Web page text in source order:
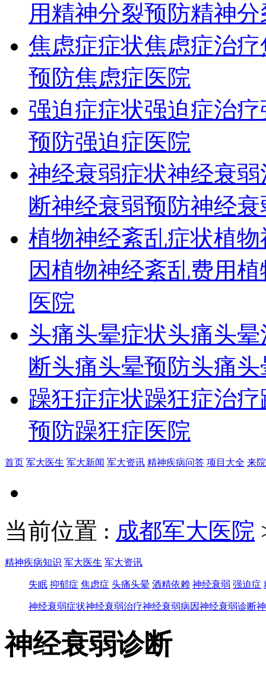
用精神分裂预防精神
焦虑症症状焦虑症治疗
预防焦虑症医院
强迫症症状强迫症治疗
预防强迫症医院
神经衰弱症状神经衰弱
断神经衰弱预防神经
植物神经紊乱症状植物
因植物神经紊乱费用植
医院
头痛头晕症状头痛头
断头痛头晕预防头痛
躁狂症症状躁狂症治疗
预防躁狂症医院
首页 军大医生 军大新闻 军大资讯 精神疾病问答 项目大全 来
当前位置 : 成都军大医院
精神疾病知识 军大医生 军大资讯
失眠 抑郁症 焦虑症 头痛头晕 酒精依赖 神经衰弱 强迫症
神经衰弱症状神经衰弱治疗神经衰弱病因神经衰弱诊断
神经衰弱诊断